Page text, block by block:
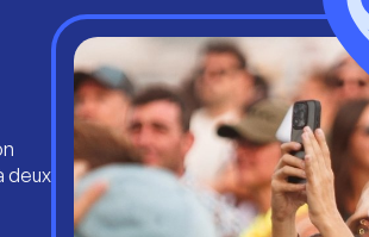
deux